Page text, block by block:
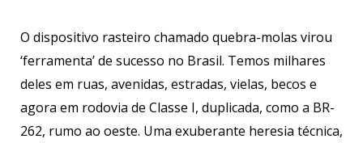
O dispositivo rasteiro chamado quebra-molas virou
‘ferramenta’ de sucesso no Brasil. Temos milhares
deles em ruas, avenidas, estradas, vielas, becos e
agora em rodovia de Classe I, duplicada, como a BR-
262, rumo ao oeste. Uma exuberante heresia técnica,